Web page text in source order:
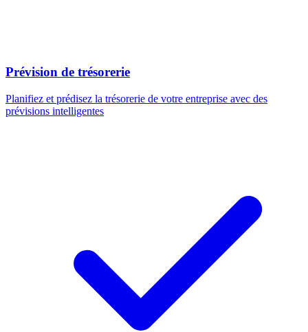
Prévision de trésorerie
Planifiez et prédisez la trésorerie de votre entreprise avec des
prévisions intelligentes